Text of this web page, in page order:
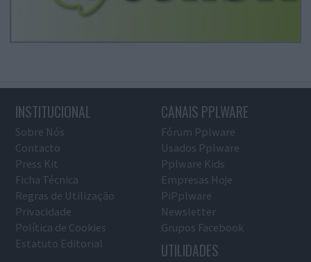
INSTITUCIONAL
Sobre Nós
Contacto
Press Kit
Ficha Técnica
Regras de Utilização
Privacidade
Política de Cookies
Estatuto Editorial
CANAIS PPLWARE
Fórum Pplware
Usados Pplware
Pplware Kids
Empresas Hoje
PiPplware
Newsletter
Grupos Facebook
UTILIDADES